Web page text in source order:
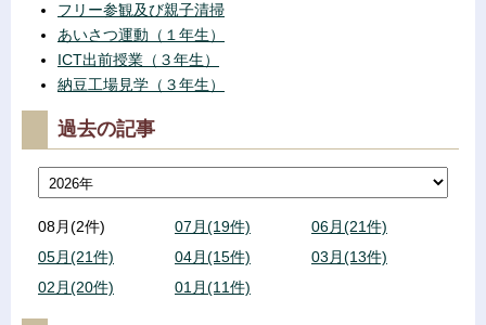
フリー参観及び親子清掃
あいさつ運動（１年生）
ICT出前授業（３年生）
納豆工場見学（３年生）
過去の記事
08月(2件) 07月(19件)
06月(21件)
05月(21件)
04月(15件)
03月(13件)
02月(20件)
01月(11件)